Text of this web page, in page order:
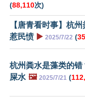
(88,110次)
【唐青看时事】杭
惹民愤 ▶️ 2025/7/22 (
杭州粪水是藻类的
屎水 🖼️ 2025/7/21 (